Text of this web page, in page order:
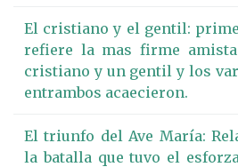
El cristiano y el gentil:
refiere la mas firme
cristiano y un gentil y los
entrambos acaecieron.
El triunfo del Ave María:
la batalla que tuvo el